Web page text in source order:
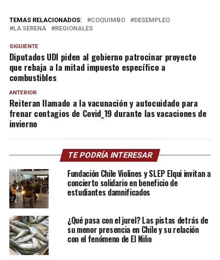
TEMAS RELACIONADOS: COQUIMBO
DESEMPLEO
LA SERENA
REGIONALES
SIGUIENTE
Diputados UDI piden al gobierno patrocinar proyecto
que rebaja a la mitad impuesto específico a
combustibles
ANTERIOR
Reiteran llamado a la vacunación y autocuidado para
frenar contagios de Covid_19 durante las vacaciones de
invierno
TE PODRÍA INTERESAR
Fundación Chile Violines y SLEP Elqui invitan a
concierto solidario en beneficio de
estudiantes damnificados
¿Qué pasa con el jurel? Las pistas detrás de
su menor presencia en Chile y su relación
con el fenómeno de El Niño